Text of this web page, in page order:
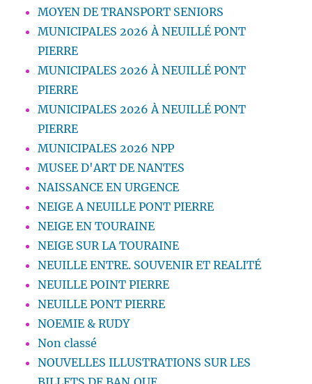
MOYEN DE TRANSPORT SENIORS
MUNICIPALES 2026 À NEUILLÉ PONT
PIERRE
MUNICIPALES 2026 À NEUILLÉ PONT
PIERRE
MUNICIPALES 2026 À NEUILLÉ PONT
PIERRE
MUNICIPALES 2026 NPP
MUSEE D'ART DE NANTES
NAISSANCE EN URGENCE
NEIGE A NEUILLE PONT PIERRE
NEIGE EN TOURAINE
NEIGE SUR LA TOURAINE
NEUILLE ENTRE. SOUVENIR ET REALITÉ
NEUILLE POINT PIERRE
NEUILLE PONT PIERRE
NOEMIE & RUDY
Non classé
NOUVELLES ILLUSTRATIONS SUR LES